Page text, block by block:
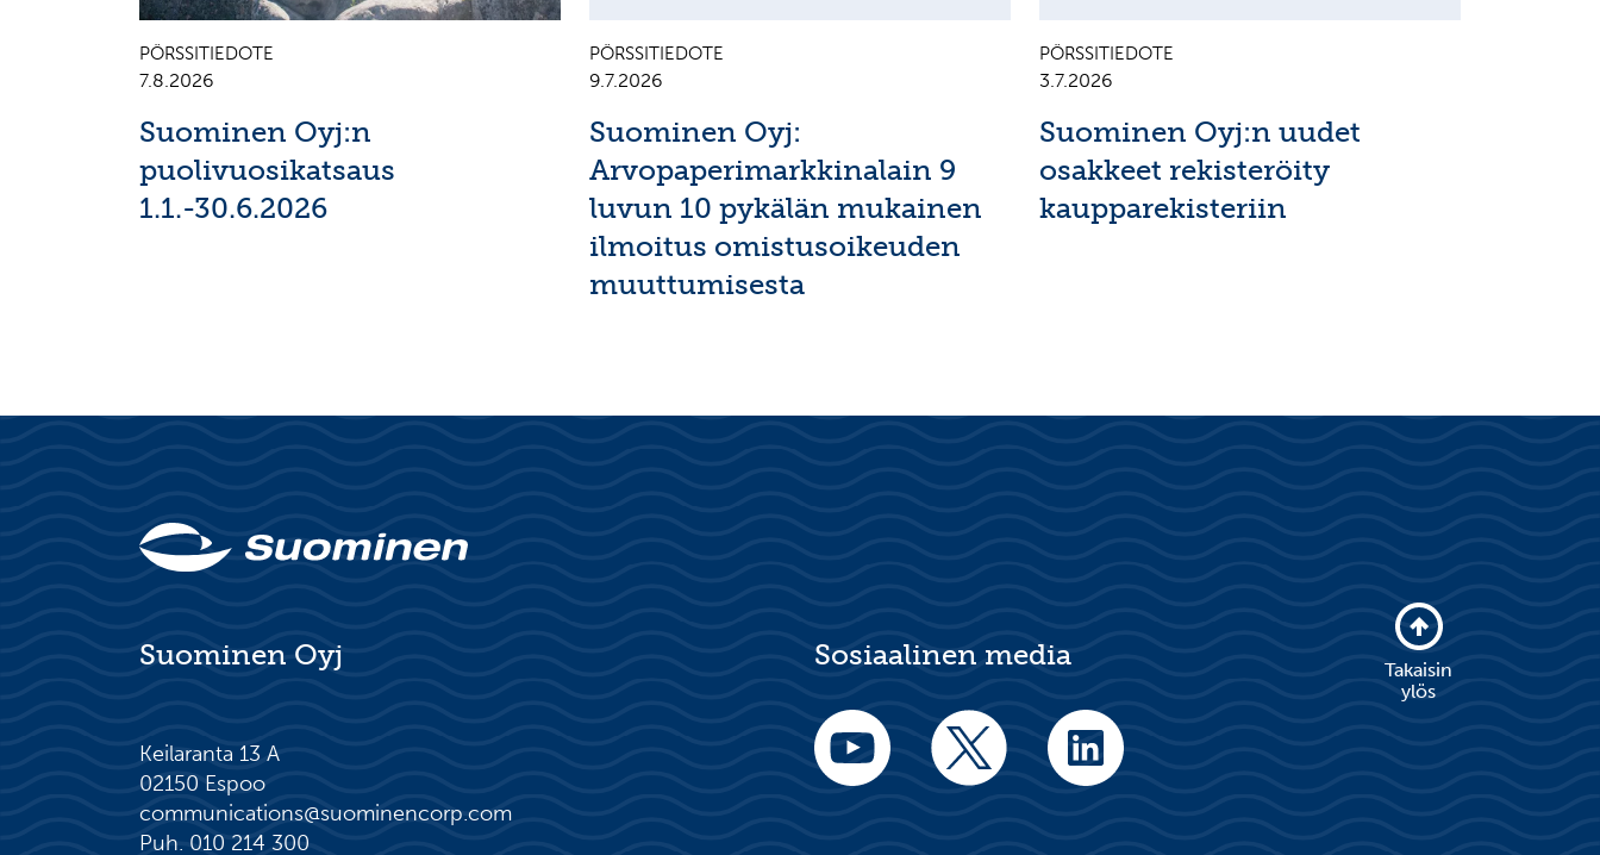
PÖRSSITIEDOTE
7.8.2026
Suominen Oyj:n
puolivuosikatsaus
1.1.-30.6.2026
PÖRSSITIEDOTE
9.7.2026
Suominen Oyj:
Arvopaperimarkkinalain 9
luvun 10 pykälän mukainen
ilmoitus omistusoikeuden
muuttumisesta
PÖRSSITIEDOTE
3.7.2026
Suominen Oyj:n uudet
osakkeet rekisteröity
kaupparekisteriin
Suominen Oyj
Keilaranta 13 A
02150 Espoo
communications@suominencorp.com
Puh. 010 214 300
Sosiaalinen media
Takaisin
ylös